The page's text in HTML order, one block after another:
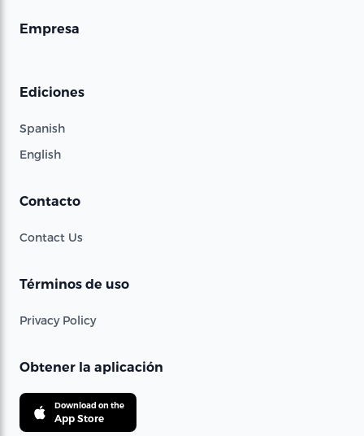
Empresa
Ediciones
Spanish
English
Contacto
Contact Us
Términos de uso
Privacy Policy
Obtener la aplicación
Download on the
App Store